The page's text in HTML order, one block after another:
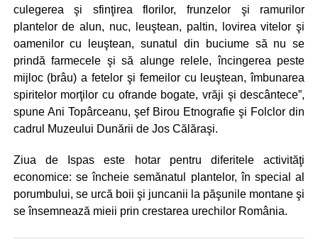
culegerea şi sfinţirea florilor, frunzelor şi ramurilor
plantelor de alun, nuc, leuştean, paltin, lovirea vitelor şi
oamenilor cu leuştean, sunatul din buciume să nu se
prindă farmecele şi să alunge relele, încingerea peste
mijloc (brâu) a fetelor şi femeilor cu leuştean, îmbunarea
spiritelor morţilor cu ofrande bogate, vrăji şi descântece”,
spune Ani Topârceanu, şef Birou Etnografie şi Folclor din
cadrul Muzeului Dunării de Jos Călăraşi.
Ziua de Ispas este hotar pentru diferitele activităţi
economice: se încheie semănatul plantelor, în special al
porumbului, se urcă boii şi juncanii la păşunile montane şi
se însemnează mieii prin crestarea urechilor România.